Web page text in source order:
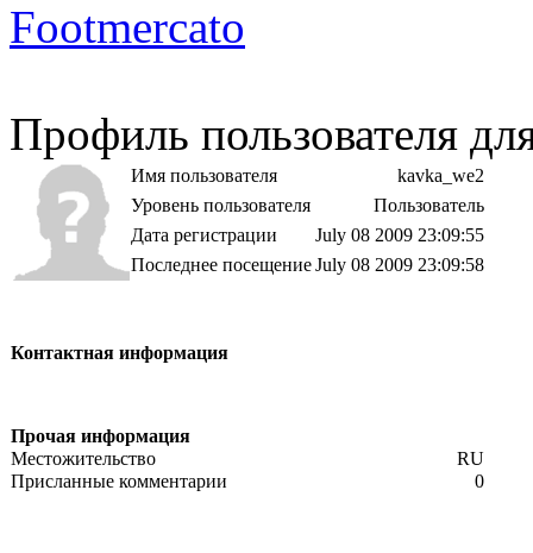
Footmercato
Профиль пользователя
Имя пользователя
kavka_we2
Уровень пользователя
Пользователь
Дата регистрации
July 08 2009 23:09:55
Последнее посещениеJuly 08 2009 23:09:58
Контактная информация
Прочая информация
Местожительство
RU
Присланные комментарии
0